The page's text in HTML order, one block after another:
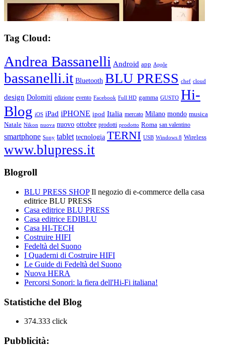
Tag Cloud:
Andrea Bassanelli Android app Apple
bassanelli.it Bluetooth BLU PRESS chef cloud
design Dolomiti edizione evento Facebook Full HD gamma GUSTO Hi-
Blog iOS iPad iPHONE ipod Italia mercato Milano mondo musica
Natale Nikon nuova nuovo ottobre prodotti prodotto Roma san valentino
smartphone Sony tablet tecnologia TERNI USB Windows 8 Wireless
www.blupress.it
Blogroll
BLU PRESS SHOPIl negozio di e-commerce della casa
editrice BLU PRESS
Casa editrice BLU PRESS
Casa editrice EDIBLU
Casa HI-TECH
Costruire HIFI
Fedeltà del Suono
I Quaderni di Costruire HIFI
Le Guide di Fedeltà del Suono
Nuova HERA
Percorsi Sonori: la fiera dell'Hi-Fi italiana!
Statistiche del Blog
374.333 click
Pubblicità: